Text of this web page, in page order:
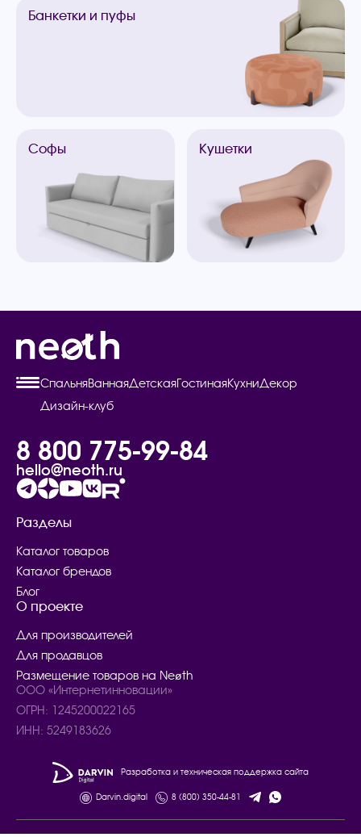
Банкетки и пуфы
Софы Кушетки
СпальняВаннаяДетскаяГостинаяКухниДекор
Дизайн-клуб
8 800 775-99-84
hello@neoth.ru
Разделы
Каталог товаров
Каталог брендов
Блог
О проекте
Для производителей
Для продавцов
Размещение товаров на Neøth
ООО «Интернетинновации»
ОГРН: 1245200022165
ИНН: 5249183626
Разработка и техническая поддержка сайта
Darvin.digital 8 (800) 350-44-81